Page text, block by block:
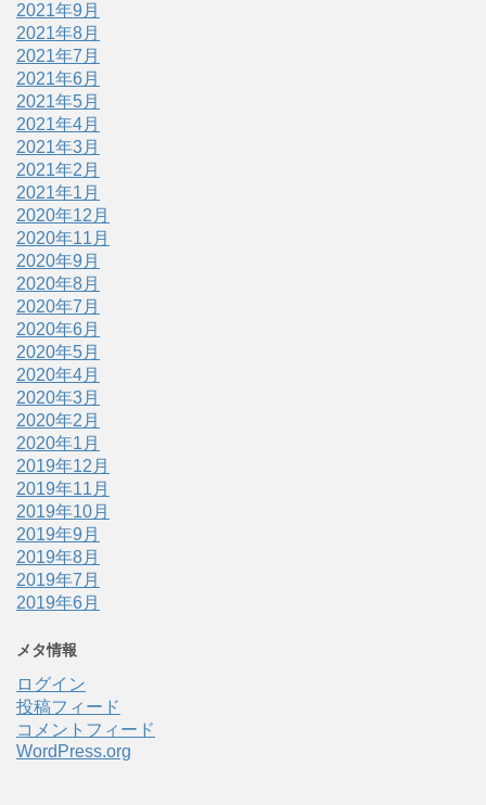
2021年9月
2021年8月
2021年7月
2021年6月
2021年5月
2021年4月
2021年3月
2021年2月
2021年1月
2020年12月
2020年11月
2020年9月
2020年8月
2020年7月
2020年6月
2020年5月
2020年4月
2020年3月
2020年2月
2020年1月
2019年12月
2019年11月
2019年10月
2019年9月
2019年8月
2019年7月
2019年6月
メタ情報
ログイン
投稿フィード
コメントフィード
WordPress.org